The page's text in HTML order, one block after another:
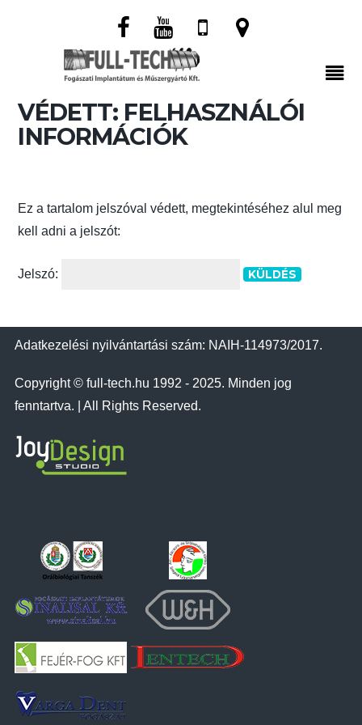
VÉDETT: FELHASZNÁLÓI
INFORMÁCIÓK
Ez a tartalom jelszóval védett, megtekintéséhez alul meg
kell adni a jelszót:
Jelszó:
Adatkezelési nyilvántartási szám: NAIH-114973/2017.
Copyright © full-tech.hu 1992 - 2025. Minden jog
fenntartva. | All Rights Reserved.